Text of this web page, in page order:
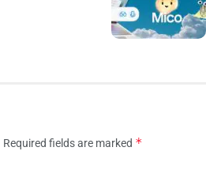
Required fields are marked *